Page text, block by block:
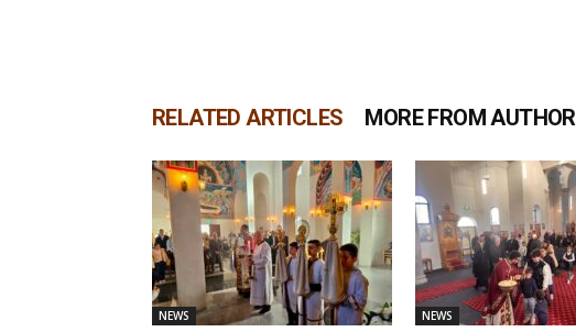
RELATED ARTICLES MORE FROM AUTHOR
NEWS NEWS